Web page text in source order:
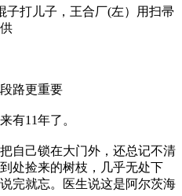
子打儿子，王合厂(左）用扫帚
路更重要
有11年了。
自己锁在大门外，还总记不清
处捡来的树枝，几乎无处下
完就忘。医生说这是阿尔茨海